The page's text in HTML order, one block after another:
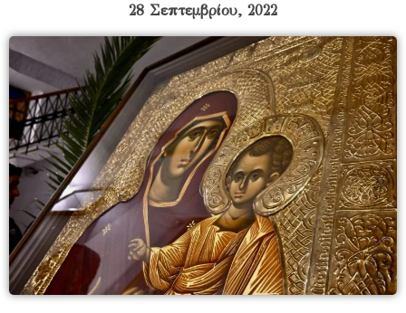
28 Σεπτεμβρίου, 2022